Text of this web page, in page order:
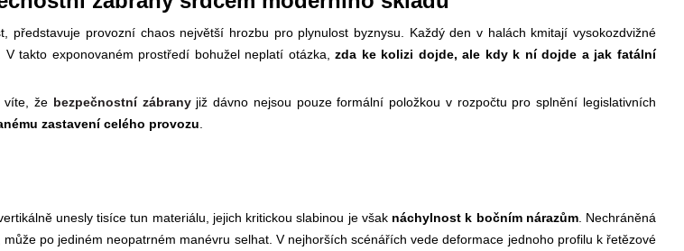
provozní chaos největší hrozbu pro plynulost byznysu. Každý den v halách kmitají vysokozdvižné
takto exponovaném prostředí bohužel neplatí otázka,zda ke kolizi dojde, ale kdy k ní dojde a jak fatální
víte, že bezpečnostní zábranyjiž dávno nejsou pouze formální položkou v rozpočtu pro splnění legislativních
zastavení celého provozu
unesly tisíce tun materiálu, jejich kritickou slabinou je však náchylnost k bočním nárazům. Nechráněná
po jediném neopatrném manévru selhat. V nejhorších scénářích vede deformace jednoho profilu k řetězové